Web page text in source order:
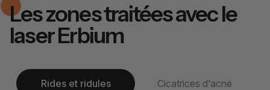
Les zones traitées avec le
laser Erbium
Rides et ridules
Cicatrices d'acné